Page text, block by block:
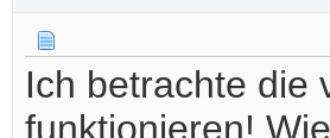
Ich betrachte die
funktionieren!